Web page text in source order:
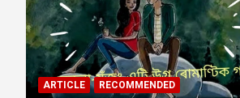
ARTICLE RECOMMENDED